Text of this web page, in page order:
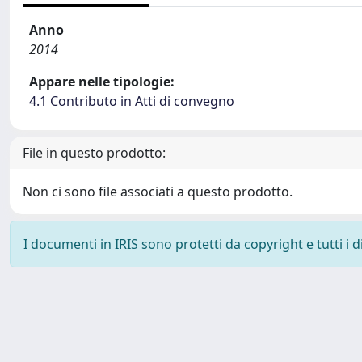
Anno
2014
Appare nelle tipologie:
4.1 Contributo in Atti di convegno
File in questo prodotto:
Non ci sono file associati a questo prodotto.
I documenti in IRIS sono protetti da copyright e tutti i